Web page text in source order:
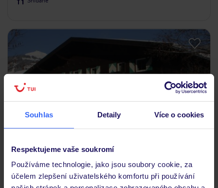
Souhlas Detaily Více o cookies
Respektujeme vaše soukromí
Používáme technologie, jako jsou soubory cookie, za
účelem zlepšení uživatelského komfortu při používání
Appartement Christine
SKIWELT-ELLMAU-HOPFGARTEN